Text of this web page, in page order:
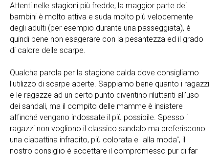
Attenti nelle stagioni più fredde, la maggior parte dei
bambini è molto attiva e suda molto più velocemente
degli adulti (per esempio durante una passeggiata), è
quindi bene non esagerare con la pesantezza ed il grado
di calore delle scarpe.
Qualche parola per la stagione calda dove consigliamo
l'utilizzo di scarpe aperte. Sappiamo bene quanto i ragazzi
e le ragazze ad un certo punto diventino riluttanti all'uso
dei sandali, ma il compito delle mamme è insistere
affinché vengano indossate il più possibile. Spesso i
ragazzi non vogliono il classico sandalo ma preferiscono
una ciabattina infradito, più colorata e "alla moda", il
nostro consiglio è accettare il compromesso pur di far